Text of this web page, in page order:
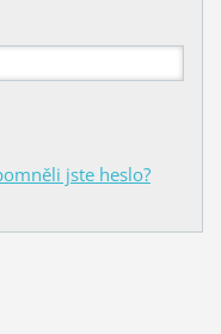
jste heslo?